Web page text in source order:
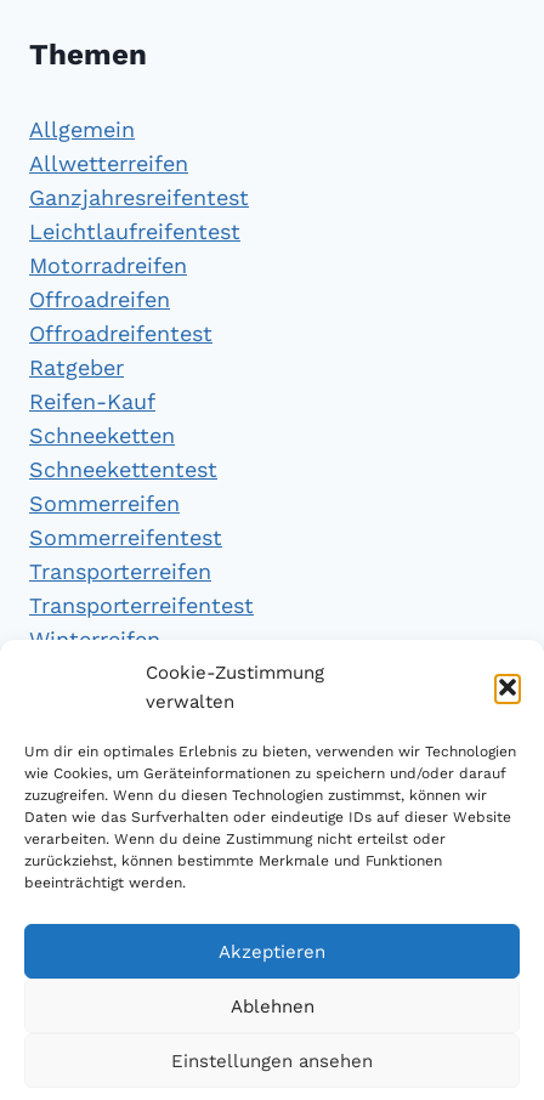
Cookie-Zustimmung
verwalten
Um dir ein optimales Erlebnis zu bieten, verwenden wir Technologien
wie Cookies, um Geräteinformationen zu speichern und/oder darauf
zuzugreifen. Wenn du diesen Technologien zustimmst, können wir
Daten wie das Surfverhalten oder eindeutige IDs auf dieser Website
verarbeiten. Wenn du deine Zustimmung nicht erteilst oder
zurückziehst, können bestimmte Merkmale und Funktionen
beeinträchtigt werden.
Akzeptieren
Ablehnen
Einstellungen ansehen
Themen
Allgemein
Allwetterreifen
Ganzjahresreifentest
Leichtlaufreifentest
Motorradreifen
Offroadreifen
Offroadreifentest
Ratgeber
Reifen-Kauf
Schneeketten
Schneekettentest
Sommerreifen
Sommerreifentest
Transporterreifen
Transporterreifentest
Winterreifen
Winterreifentest
Empfehlungen
Handytarifvergleich
Luftsport Magazin